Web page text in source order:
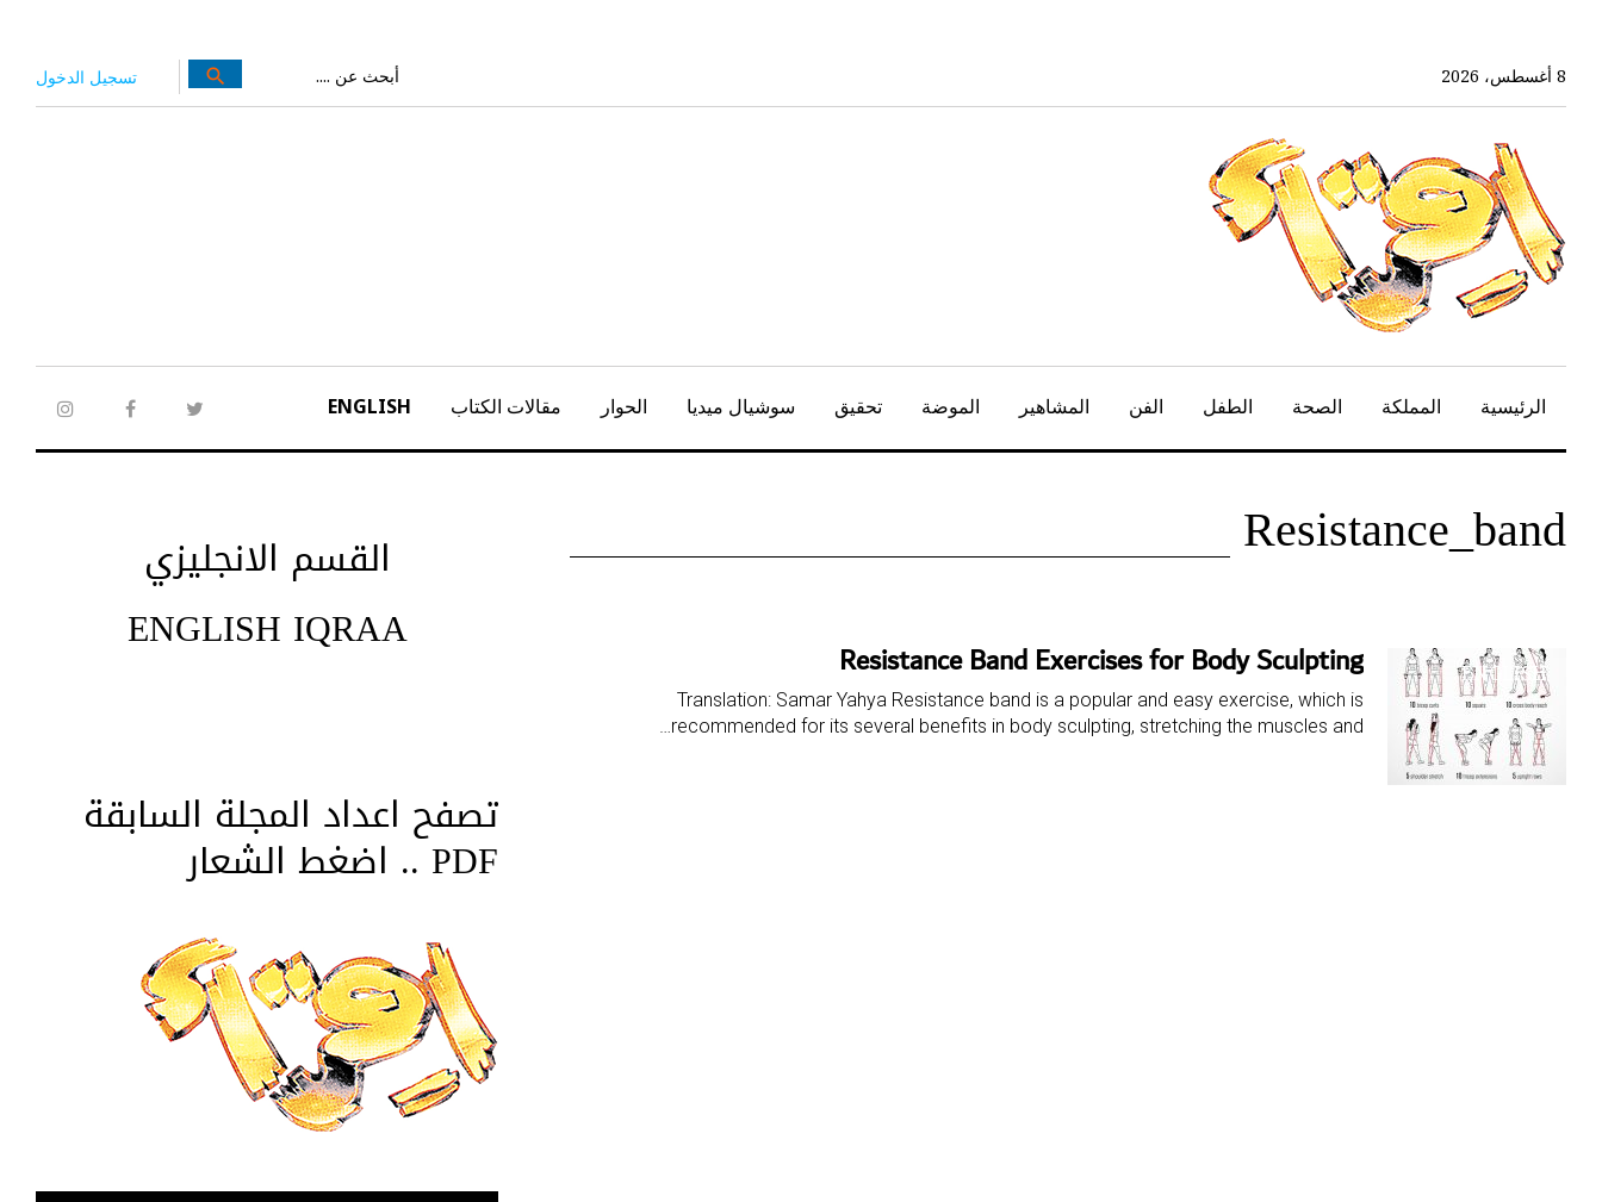
المحتوى
الرئيسي
8 أغسطس، 2026 تسجيل الدخول
عن:
search
twitter
facebook
الرئيسية المملكة الصحة الطفل الفن المشاهير الموضة تحقيق سوشيال ميديا الحوار مقالات الكتاب ENGLISH
الوسم:
Resistance_band
ENGLISH
Resistance Band Exercises for Body Sculpting
Translation: Samar Yahya Resistance band is a popular and easy exercise, which is
recommended for its several benefits in body sculpting, stretching the muscles and…
القسم الانجليزي
ENGLISH IQRAA
تصفح اعداد المجلة السابقة
PDF .. اضغط الشعار